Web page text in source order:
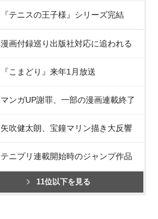
『テニスの王子様』シリーズ完結
漫画付録巡り出版社対応に追われる
『こまどり』来年1月放送
マンガUP謝罪、一部の漫画連載終了
矢吹健太朗、宝鐘マリン描き大反響
テニプリ連載開始時のジャンプ作品
11位以下を見る